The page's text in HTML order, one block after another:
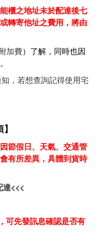
櫃之地址未於配達後七
轉寄他址之費用，將由
加費）了解，同時也因
，若想查詢記得使用宅
節假日、天氣、交通管
有所差異，具體到貨時
達<<<
可先發訊息確認是否有